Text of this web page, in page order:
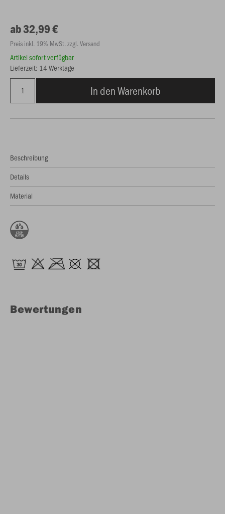
ab 32,99 €
Preis inkl. 19% MwSt. zzgl. Versand
Artikel sofort verfügbar
Lieferzeit: 14 Werktage
In den Warenkorb
Beschreibung
Details
Material
Bewertungen